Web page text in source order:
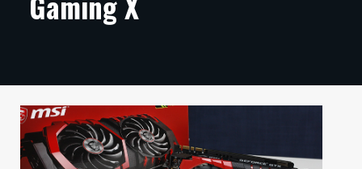
ARTIKKELIT
TECHBBS
TIETOA
HINTA.FI